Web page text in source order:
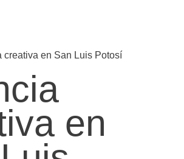
creativa en San Luis Potosí
en